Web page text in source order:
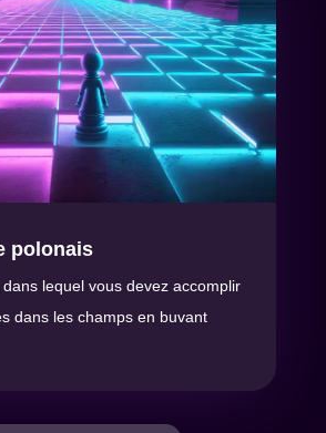
polonais
lequel vous devez accomplir
dans les champs en buvant